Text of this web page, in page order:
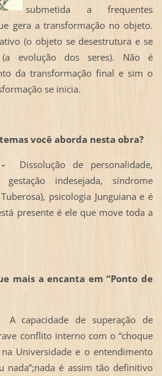
submetida a frequentes
gera a transformação no objeto.
(o objeto se desestrutura e se
evolução dos seres). Não é
da transformação final e sim o
se inicia.
você aborda nesta obra?
Dissolução de personalidade,
indesejada, síndrome
psicologia Junguiana e é
presente é ele que move toda a
mais a encanta em “Ponto de
capacidade de superação de
conflito interno com o “choque
Universidade e o entendimento
nada”;nada é assim tão definitivo